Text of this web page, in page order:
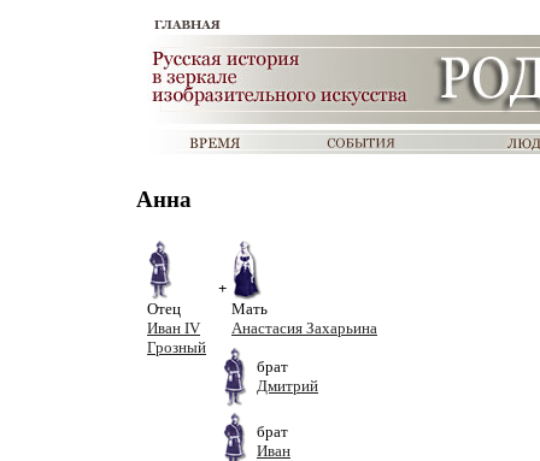
Анна
Отец
Иван IV
Грозный
+
Мать
Анастасия Захарьина
брат
Дмитрий
брат
Иван